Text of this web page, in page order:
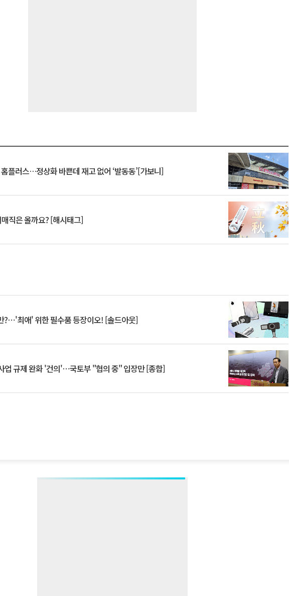
플러스…정상화 바쁜데 재고 없어 ‘발동동’[가보니]
직은 올까요? [해시태그]
?⋯'최애' 위한 필수품 등장이오! [솔드아웃]
업 규제 완화 '건의'⋯국토부 "협의 중" 입장만 [종합]